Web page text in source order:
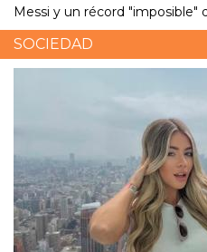
Messi y un récord "imposible"
SOCIEDAD